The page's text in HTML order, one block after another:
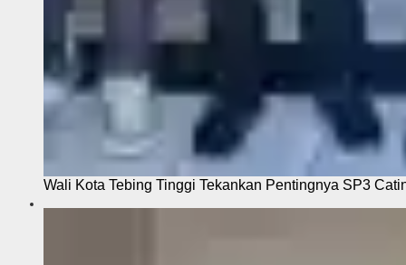
Wali Kota Tebing Tinggi Tekankan Pentingnya SP3